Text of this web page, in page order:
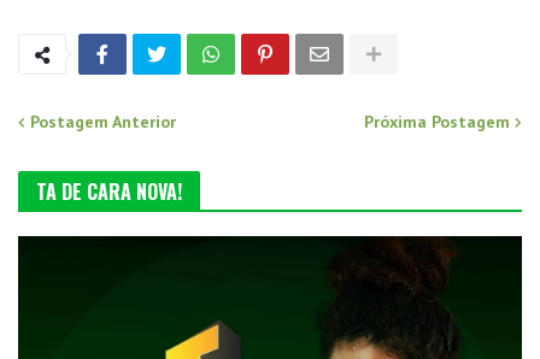
Postagem Anterior Próxima Postagem
TA DE CARA NOVA!